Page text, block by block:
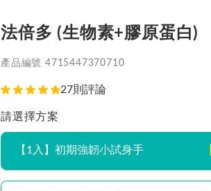
法倍多 (生物素+膠原蛋白)
產品編號 4715447370710
27則評論
請選擇方案
【1入】初期強韌小試身手